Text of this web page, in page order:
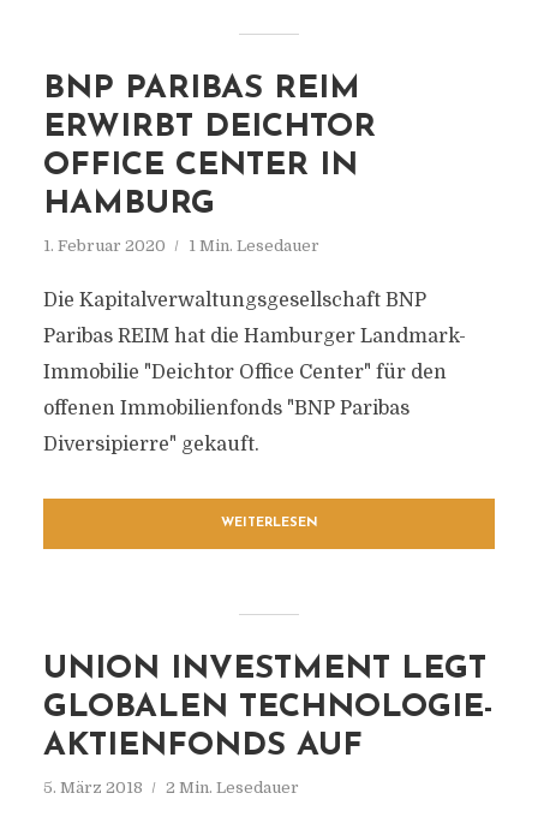
BNP PARIBAS REIM
ERWIRBT DEICHTOR
OFFICE CENTER IN
HAMBURG
1. Februar 2020 1 Min. Lesedauer
Die Kapitalverwaltungsgesellschaft BNP
Paribas REIM hat die Hamburger Landmark-
Immobilie "Deichtor Office Center" für den
offenen Immobilienfonds "BNP Paribas
Diversipierre" gekauft.
WEITERLESEN
UNION INVESTMENT LEGT
GLOBALEN TECHNOLOGIE-
AKTIENFONDS AUF
5. März 2018 2 Min. Lesedauer